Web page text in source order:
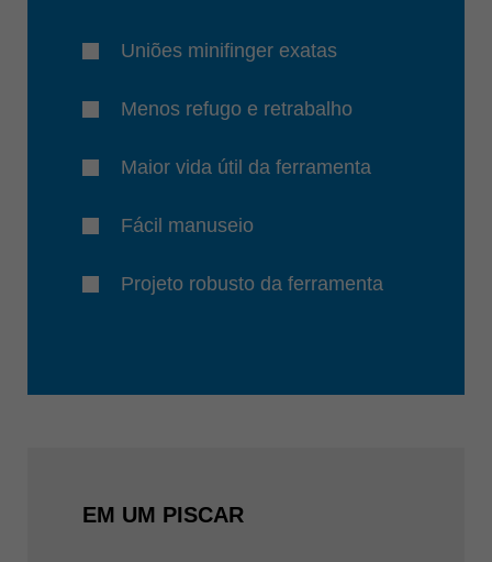
Uniões minifinger exatas
Menos refugo e retrabalho
Maior vida útil da ferramenta
Fácil manuseio
Projeto robusto da ferramenta
EM UM PISCAR